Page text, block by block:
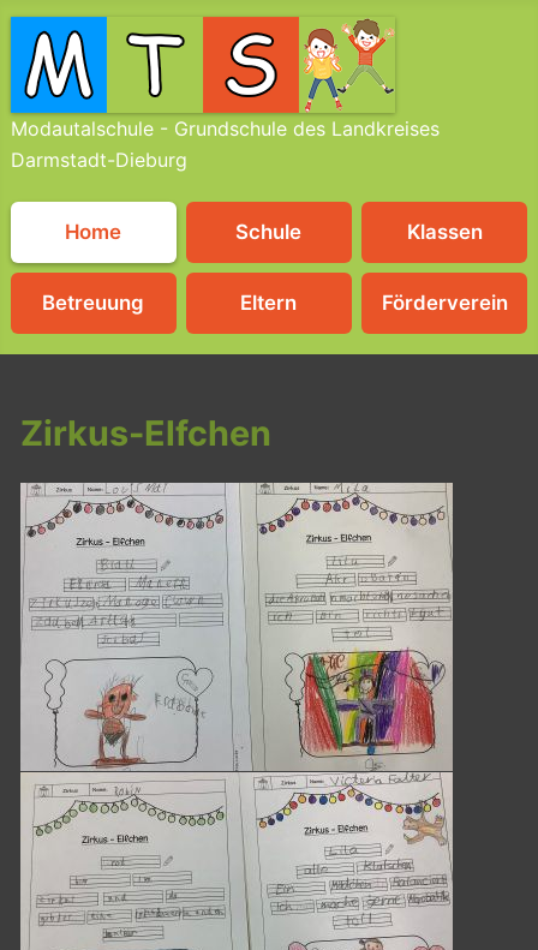
Modautalschule - Grundschule des Landkreises
Darmstadt-Dieburg
Home Schule Klassen
Betreuung Eltern Förderverein
Zirkus-Elfchen